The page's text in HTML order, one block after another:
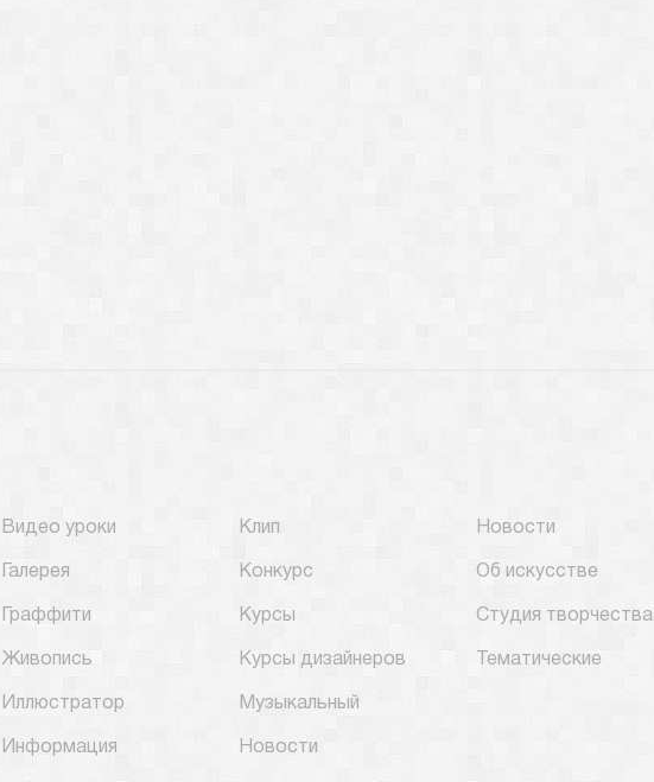
Видео уроки
Галерея
Граффити
Живопись
Иллюстратор
Информация
Клип
Конкурс
Курсы
Курсы дизайнеров
Музыкальный
Новости
Новости
Об искусстве
Студия творчества
Тематические